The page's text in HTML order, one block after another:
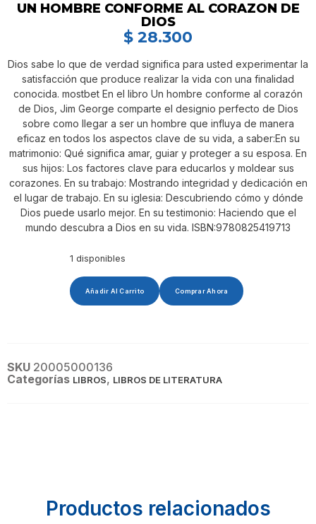
UN HOMBRE CONFORME AL CORAZON DE
DIOS
$ 28.300
Dios sabe lo que de verdad significa para usted experimentar la
satisfacción que produce realizar la vida con una finalidad
conocida. mostbet En el libro Un hombre conforme al corazón
de Dios, Jim George comparte el designio perfecto de Dios
sobre como llegar a ser un hombre que influya de manera
eficaz en todos los aspectos clave de su vida, a saber:En su
matrimonio: Qué significa amar, guiar y proteger a su esposa. En
sus hijos: Los factores clave para educarlos y moldear sus
corazones. En su trabajo: Mostrando integridad y dedicación en
el lugar de trabajo. En su iglesia: Descubriendo cómo y dónde
Dios puede usarlo mejor. En su testimonio: Haciendo que el
mundo descubra a Dios en su vida. ISBN:9780825419713
1 disponibles
Añadir Al Carrito Comprar Ahora
SKU 20005000136
Categorías LIBROS, LIBROS DE LITERATURA
Productos relacionados